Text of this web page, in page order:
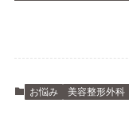
お悩み 美容整形外科